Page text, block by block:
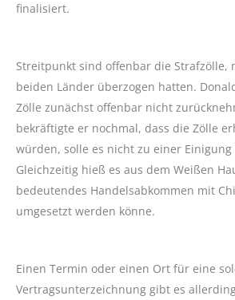
finalisiert.
Streitpunkt sind offenbar die Strafzölle,
beiden Länder überzogen hatten.
Zölle zunächst offenbar nicht
bekräftigte er nochmal, dass die Zölle
würden, solle es nicht zu einer Einigung
Gleichzeitig hieß es aus dem Weißen
bedeutendes Handelsabkommen mit
umgesetzt werden könne.
Einen Termin oder einen Ort für eine
Vertragsunterzeichnung gibt es